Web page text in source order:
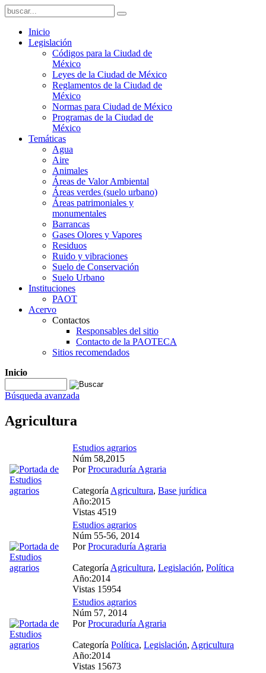
Inicio
Legislación
Códigos para la Ciudad de
México
Leyes de la Ciudad de México
Reglamentos de la Ciudad de
México
Normas para Ciudad de México
Programas de la Ciudad de
México
Temáticas
Agua
Aire
Animales
Áreas de Valor Ambiental
Áreas verdes (suelo urbano)
Áreas patrimoniales y
monumentales
Barrancas
Gases Olores y Vapores
Residuos
Ruido y vibraciones
Suelo de Conservación
Suelo Urbano
Instituciones
PAOT
Acervo
Contactos
Responsables del sitio
Contacto de la PAOTECA
Sitios recomendados
Inicio
Búsqueda avanzada
Agricultura
Estudios agrarios
Núm 58,2015
PorProcuraduría Agraria
Categoría Agricultura, Base jurídica
Año:2015
Vistas 4519
Estudios agrarios
Núm 55-56, 2014
PorProcuraduría Agraria
Categoría Agricultura, Legislación, Política
Año:2014
Vistas 15954
Estudios agrarios
Núm 57, 2014
PorProcuraduría Agraria
Categoría Política, Legislación, Agricultura
Año:2014
Vistas 15673